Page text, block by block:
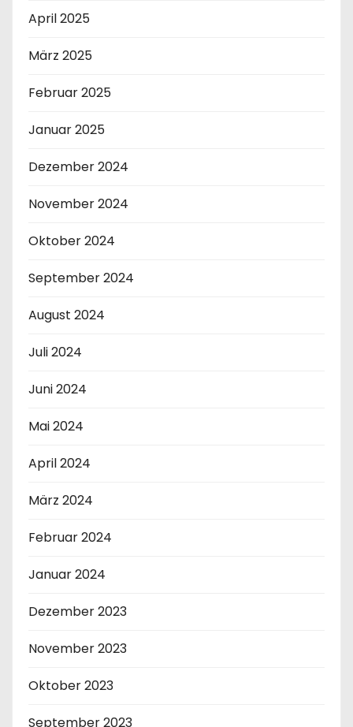
April 2025
März 2025
Februar 2025
Januar 2025
Dezember 2024
November 2024
Oktober 2024
September 2024
August 2024
Juli 2024
Juni 2024
Mai 2024
April 2024
März 2024
Februar 2024
Januar 2024
Dezember 2023
November 2023
Oktober 2023
September 2023